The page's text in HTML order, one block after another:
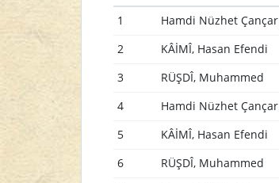
1
Hamdi Nüzhet Çançar
2 KÂİMÎ, Hasan Efendi
3 RÜŞDÎ, Muhammed
4 Hamdi Nüzhet Çançar
5 KÂİMÎ, Hasan Efendi
6 RÜŞDÎ, Muhammed